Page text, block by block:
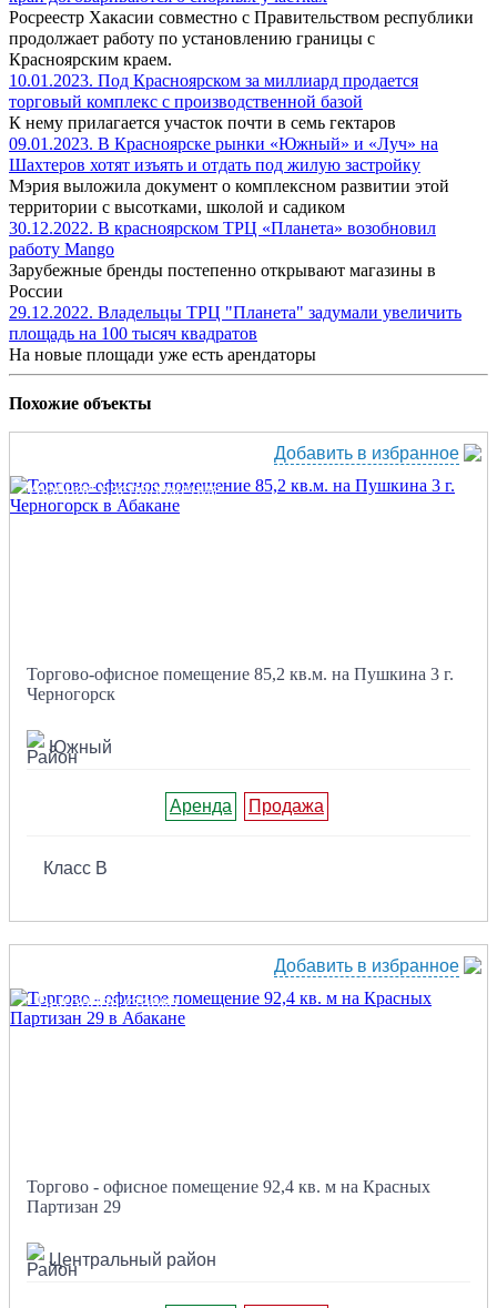
Росреестр Хакасии совместно с Правительством республики
продолжает работу по установлению границы с
Красноярским краем.
10.01.2023. Под Красноярском за миллиард продается
торговый комплекс с производственной базой
К нему прилагается участок почти в семь гектаров
09.01.2023. В Красноярске рынки «Южный» и «Луч» на
Шахтеров хотят изъять и отдать под жилую застройку
Мэрия выложила документ о комплексном развитии этой
территории с высотками, школой и садиком
30.12.2022. В красноярском ТРЦ «Планета» возобновил
работу Mango
Зарубежные бренды постепенно открывают магазины в
России
29.12.2022. Владельцы ТРЦ "Планета" задумали увеличить
площадь на 100 тысяч квадратов
На новые площади уже есть арендаторы
Похожие объекты
Добавить в избранное
Удобное расположение
Торгово-офисное помещение 85,2 кв.м. на Пушкина 3 г.
Черногорск
Южный
Аренда Продажа
Класс B
Добавить в избранное
Выгодная ставка
Торгово - офисное помещение 92,4 кв. м на Красных
Партизан 29
Центральный район